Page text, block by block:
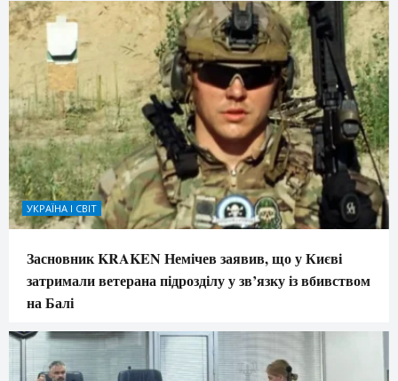
УКРАЇНА І СВІТ
Засновник KRAKEN Немічев заявив, що у Києві
затримали ветерана підрозділу у зв’язку із вбивством
на Балі